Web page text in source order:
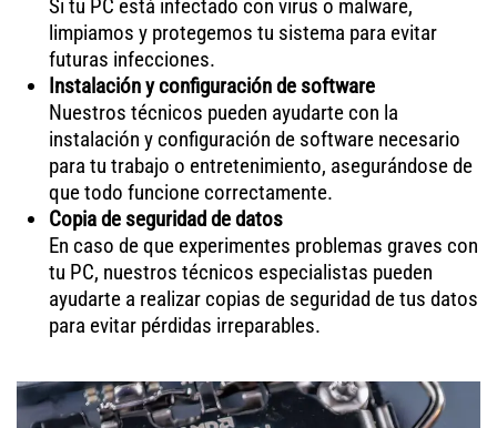
Si tu PC está infectado con virus o malware,
limpiamos y protegemos tu sistema para evitar
futuras infecciones.
Instalación y configuración de software
Nuestros técnicos pueden ayudarte con la
instalación y configuración de software necesario
para tu trabajo o entretenimiento, asegurándose de
que todo funcione correctamente.
Copia de seguridad de datos
En caso de que experimentes problemas graves con
tu PC, nuestros técnicos especialistas pueden
ayudarte a realizar copias de seguridad de tus datos
para evitar pérdidas irreparables.